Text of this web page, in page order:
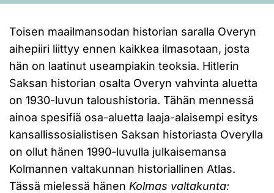
Toisen maailmansodan historian saralla Overyn
aihepiiri liittyy ennen kaikkea ilmasotaan, josta
hän on laatinut useampiakin teoksia. Hitlerin
Saksan historian osalta Overyn vahvinta aluetta
on 1930-luvun taloushistoria. Tähän mennessä
ainoa spesifiä osa-aluetta laaja-alaisempi esitys
kansallissosialistisen Saksan historiasta Overylla
on ollut hänen 1990-luvulla julkaisemansa
Kolmannen valtakunnan historiallinen Atlas.
Tässä mielessä hänen Kolmas valtakunta: